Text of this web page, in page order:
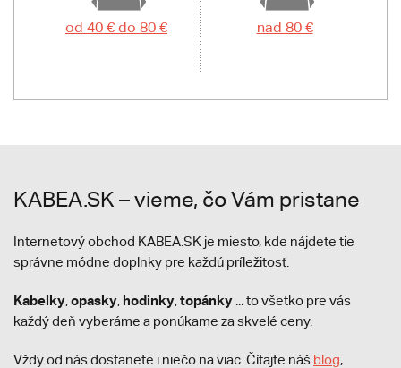
od 40 € do 80 € nad 80 €
KABEA.SK – vieme, čo Vám pristane
Internetový obchod KABEA.SK je miesto, kde nájdete tie
správne módne doplnky pre každú príležitosť.
Kabelky,opasky, hodinky,topánky ... to všetko pre vás
každý deň vyberáme a ponúkame za skvelé ceny.
Vždy od nás dostanete i niečo na viac. Čítajte náš blog,